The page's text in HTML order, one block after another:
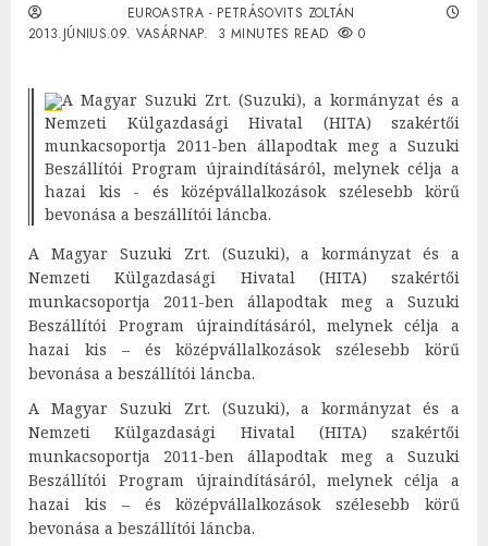
EUROASTRA - PETRÁSOVITS ZOLTÁN
2013.JÚNIUS.09. VASÁRNAP.
3 MINUTES READ 0
A Magyar Suzuki Zrt. (Suzuki), a kormányzat és a
Nemzeti Külgazdasági Hivatal (HITA) szakértői
munkacsoportja 2011-ben állapodtak meg a Suzuki
Beszállítói Program újraindításáról, melynek célja a
hazai kis - és középvállalkozások szélesebb körű
bevonása a beszállítói láncba.
A Magyar Suzuki Zrt. (Suzuki), a kormányzat és a
Nemzeti Külgazdasági Hivatal (HITA) szakértői
munkacsoportja 2011-ben állapodtak meg a Suzuki
Beszállítói Program újraindításáról, melynek célja a
hazai kis – és középvállalkozások szélesebb körű
bevonása a beszállítói láncba.
A Magyar Suzuki Zrt. (Suzuki), a kormányzat és a
Nemzeti Külgazdasági Hivatal (HITA) szakértői
munkacsoportja 2011-ben állapodtak meg a Suzuki
Beszállítói Program újraindításáról, melynek célja a
hazai kis – és középvállalkozások szélesebb körű
bevonása a beszállítói láncba.